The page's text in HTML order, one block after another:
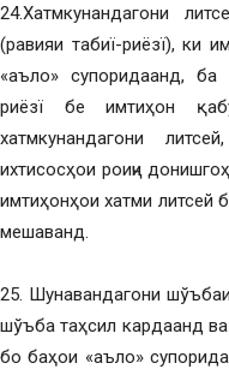
24.Хатмкунандагони
(равияи табиї-риёзї), ки
«аъло» супоридаанд, ба
риёзї бе имтиҳон
хатмкунандагони
ихтисосҳои роиҷи
имтиҳонҳои хатми литсей
мешаванд.
25. Шунавандагони
шўъба таҳсил кардаанд
бо баҳои «аъло»